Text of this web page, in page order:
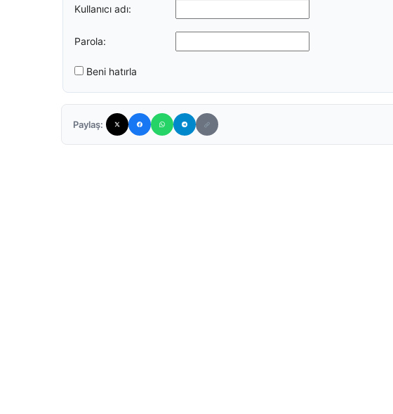
Kullanıcı adı:
Parola:
Beni hatırla
Paylaş: